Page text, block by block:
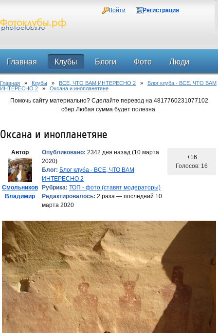
Войти Регистрация
Главная Клубы Блоги Фото Люди
Форум
Главная » Клубы » ВСЕ, ЧТО ВАМ ИНТЕРЕСНО 2 » Блог клуба - ВСЕ, ЧТО ВАМ
ИНТЕРЕСНО 2 » Оксана и инопланетяне
Помочь сайту материально? Сделайте перевод на 4817760231077102
сбер.Любая сумма будет полезна.
Оксана и инопланетяне
Автор
Смольников
Владимир
Опубликовано: 2342 дня назад (10 марта
2020)
Блог: Блог клуба - ВСЕ, ЧТО ВАМ
ИНТЕРЕСНО 2
Рубрика: ТОП - фото (ставят модераторы)
Редактировалось: 2 раза — последний 10
марта 2020
+16
Голосов: 16